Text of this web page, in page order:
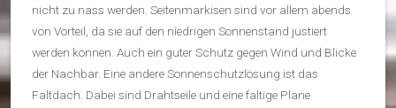
nicht zu nass werden. Seitenmarkisen sind vor allem abends
von Vorteil, da sie auf den niedrigen Sonnenstand justiert
werden können. Auch ein guter Schutz gegen Wind und Blicke
der Nachbar. Eine andere Sonnenschutzlösung ist das
Faltdach. Dabei sind Drahtseile und eine faltige Plane